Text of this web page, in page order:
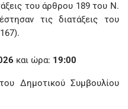
του άρθρου 189 του Ν.
τις διατάξεις του
και ώρα: 19:00
Δημοτικού Συμβουλίου